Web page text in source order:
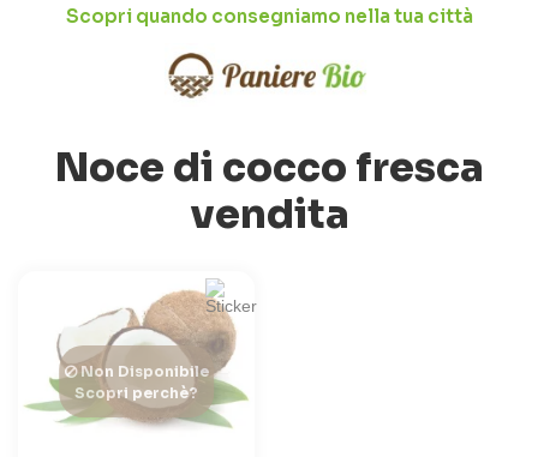
Scopri quando consegniamo nella tua città
Noce di cocco fresca
vendita
Non Disponibile
Scopri perchè?